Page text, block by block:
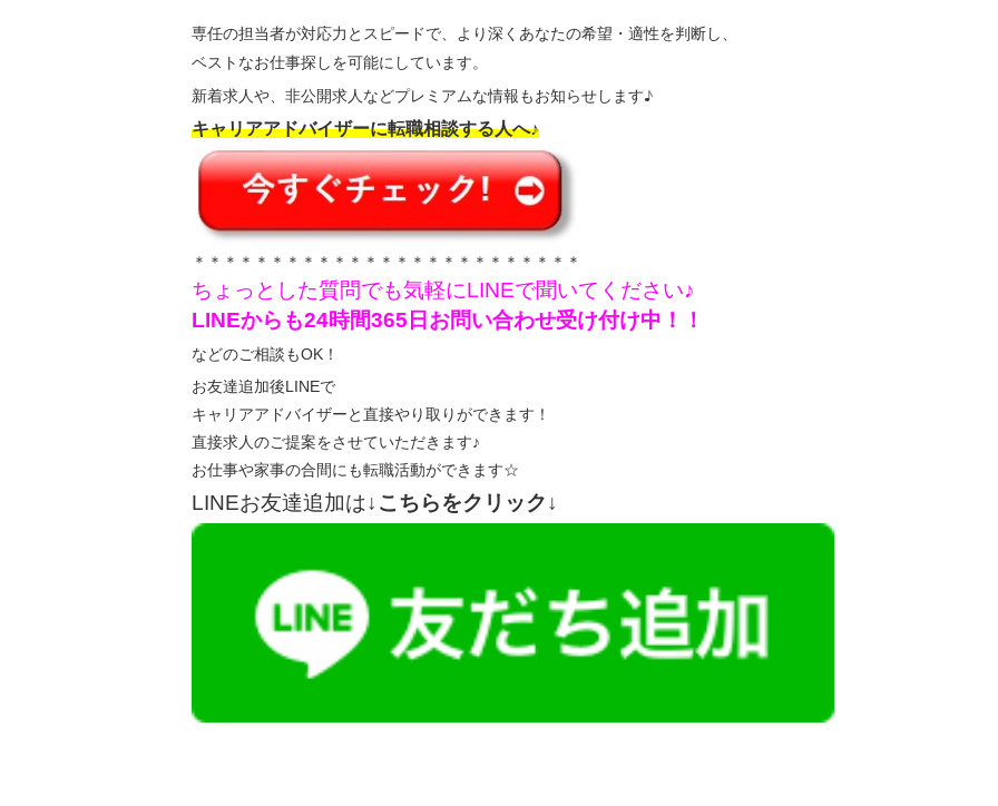
専任の担当者が対応力とスピードで、より深くあなたの希望・適性を判断し、
ベストなお仕事探しを可能にしています。
新着求人や、非公開求人などプレミアムな情報もお知らせします♪
キャリアアドバイザーに転職相談する人へ♪
＊＊＊＊＊＊＊＊＊＊＊＊＊＊＊＊＊＊＊＊＊＊＊＊＊
ちょっとした質問でも気軽にLINEで聞いてください♪
LINEからも24時間365日お問い合わせ受け付け中！！
などのご相談もOK！
お友達追加後LINEで
キャリアアドバイザーと直接やり取りができます！
直接求人のご提案をさせていただきます♪
お仕事や家事の合間にも転職活動ができます☆
LINEお友達追加は↓こちらをクリック↓